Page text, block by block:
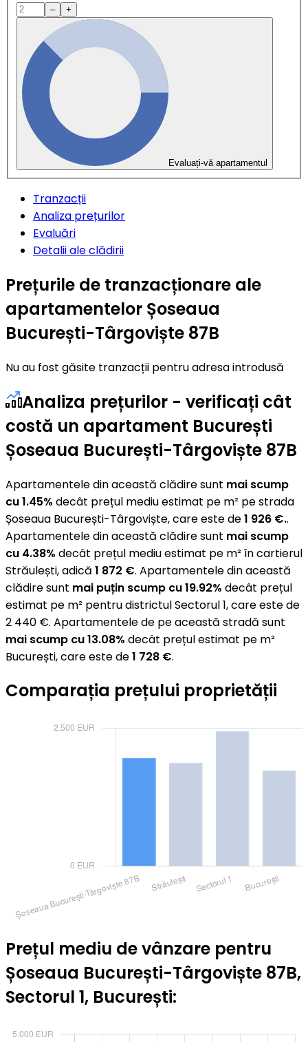
– +
Evaluați-vă apartamentul
Tranzacții
Analiza prețurilor
Evaluări
Detalii ale clădirii
Prețurile de tranzacționare ale
apartamentelor Șoseaua
București-Târgoviște 87B
Nu au fost găsite tranzacții pentru adresa introdusă
Analiza prețurilor - verificați cât
costă un apartament București
Șoseaua București-Târgoviște 87B
Apartamentele din această clădire sunt mai scump
cu 1.45% decât prețul mediu estimat pe m² pe strada
Șoseaua București-Târgoviște, care este de1 926 €..
Apartamentele din această clădire sunt mai scump
cu 4.38% decât prețul mediu estimat pe m² în cartierul
Străulești, adică 1 872 €. Apartamentele din această
clădire sunt mai puțin scump cu 19.92% decât prețul
estimat pe m² pentru districtul Sectorul 1, care este de
2 440 €. Apartamentele de pe această stradă sunt
mai scump cu 13.08% decât prețul estimat pe m²
București, care este de1 728 €.
Comparația prețului proprietății
Prețul mediu de vânzare pentru
Șoseaua București-Târgoviște 87B,
Sectorul 1, București: